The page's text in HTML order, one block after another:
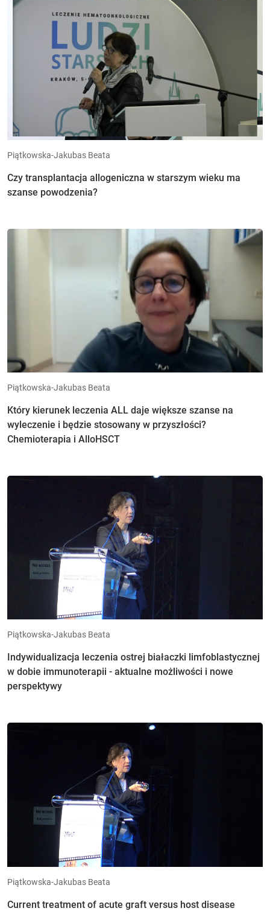
Piątkowska-Jakubas Beata
Czy transplantacja allogeniczna w starszym wieku ma
szanse powodzenia?
Piątkowska-Jakubas Beata
Który kierunek leczenia ALL daje większe szanse na
wyleczenie i będzie stosowany w przyszłości?
Chemioterapia i AlloHSCT
Piątkowska-Jakubas Beata
Indywidualizacja leczenia ostrej białaczki limfoblastycznej
w dobie immunoterapii - aktualne możliwości i nowe
perspektywy
Piątkowska-Jakubas Beata
Current treatment of acute graft versus host disease